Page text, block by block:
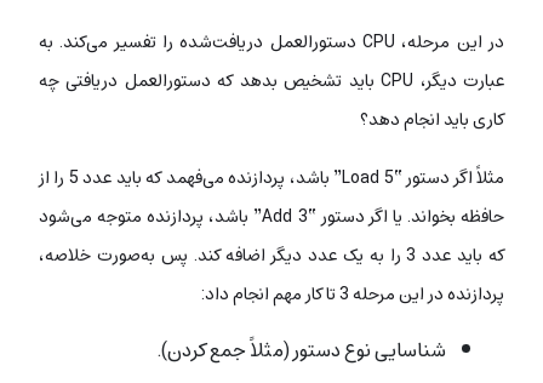
در این مرحله، CPU دستورالعمل دریافت‌شده را تفسیر می‌کند. به
عبارت دیگر، CPU باید تشخیص بدهد که دستورالعمل دریافتی چه
کاری باید انجام دهد؟
مثلاً اگر دستور “Load 5” باشد، پردازنده می‌فهمد که باید عدد 5 را از
حافظه بخواند. یا اگر دستور “Add 3” باشد، پردازنده متوجه می‌شود
که باید عدد 3 را به یک عدد دیگر اضافه کند. پس به‌صورت خلاصه،
پردازنده در این مرحله 3 تا کار مهم انجام داد:
شناسایی نوع دستور (مثلاً جمع کردن).